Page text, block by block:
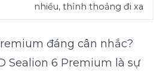
nhiều, thỉnh thoảng đi xa
đáng cân nhắc?
Sealion 6 Premium là sự